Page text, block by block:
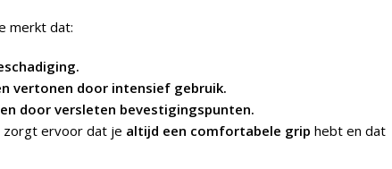
merkt dat:
vertonen door intensief gebruik.
door versleten bevestigingspunten.
zorgt ervoor dat je altijd een comfortabele grip hebt en dat